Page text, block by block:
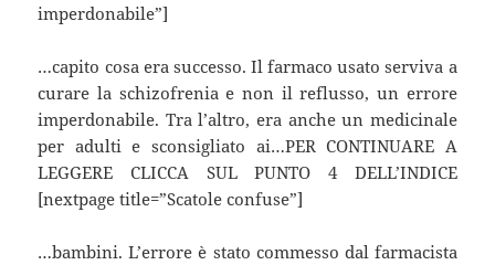
imperdonabile”]
…capito cosa era successo. Il farmaco usato serviva a
curare la schizofrenia e non il reflusso, un errore
imperdonabile. Tra l’altro, era anche un medicinale
per adulti e sconsigliato ai…PER CONTINUARE A
LEGGERE CLICCA SUL PUNTO 4 DELL’INDICE
[nextpage title=”Scatole confuse”]
…bambini. L’errore è stato commesso dal farmacista